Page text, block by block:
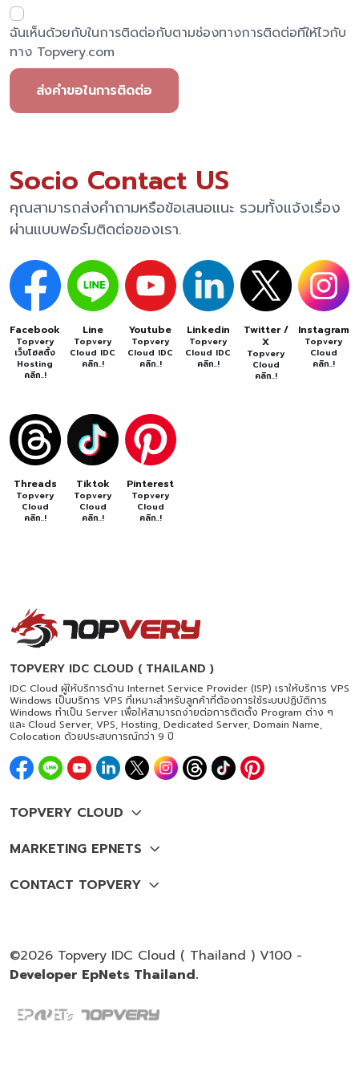
ฉันเห็นด้วยกับในการติดต่อกับตามช่องทางการติดต่อทีให้ไวกับ
ทาง Topvery.com
ส่งคำขอในการติดต่อ
Socio Contact US
คุณสามารถส่งคำถามหรือข้อเสนอแนะ รวมทั้งแจ้งเรื่อง
ผ่านแบบฟอร์มติดต่อของเรา.
Facebook
Topvery
เว็บโฮสติ้ง
Hosting
คลิก..!
Line
Topvery
Cloud IDC
คลิก..!
Youtube
Topvery
Cloud IDC
คลิก..!
Linkedin
Topvery
Cloud IDC
คลิก..!
Twitter /
X
Topvery
Cloud
คลิก..!
Instagram
Topvery
Cloud
คลิก..!
Threads
Topvery
Cloud
คลิก..!
Tiktok
Topvery
Cloud
คลิก..!
Pinterest
Topvery
Cloud
คลิก..!
TOPVERY IDC CLOUD ( THAILAND )
IDC Cloud ผู้ให้บริการด้าน Internet Service Provider (ISP) เราให้บริการ VPS
Windows เป็นบริการ VPS ที่เหมาะสำหรับลูกค้าที่ต้องการใช้ระบบปฏิบัติการ
Windows ทำเป็น Server เพื่อให้สามารถง่ายต่อการติดตั้ง Program ต่าง ๆ
และ Cloud Server, VPS, Hosting, Dedicated Server, Domain Name,
Colocation ด้วยประสบการณ์กว่า 9 ปี
©2026 Topvery IDC Cloud ( Thailand ) V100 -
Developer EpNets Thailand.